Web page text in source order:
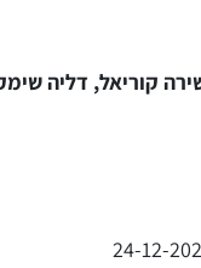
קוריאל, דליה